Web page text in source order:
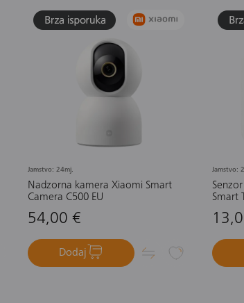
Jamstvo: 24mj.
Nadzorna kamera Xiaomi Smart
Camera C500 EU
54,00 €
Dodaj
Jamstvo:
Smart